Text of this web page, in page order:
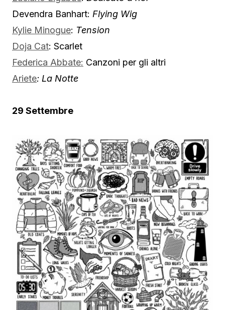
Devendra Banhart: Flying Wig
Kylie Minogue: Tension
Doja Cat: Scarlet
Federica Abbate: Canzoni per gli altri
Ariete: La Notte
29 Settembre